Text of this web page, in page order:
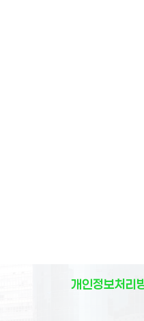
개인정보처리